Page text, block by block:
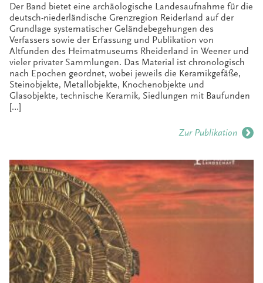
Der Band bietet eine archäologische Landesaufnahme für die
deutsch-niederländische Grenzregion Reiderland auf der
Grundlage systematischer Geländebegehungen des
Verfassers sowie der Erfassung und Publikation von
Altfunden des Heimatmuseums Rheiderland in Weener und
vieler privater Sammlungen. Das Material ist chronologisch
nach Epochen geordnet, wobei jeweils die Keramikgefäße,
Steinobjekte, Metallobjekte, Knochenobjekte und
Glasobjekte, technische Keramik, Siedlungen mit Baufunden
[…]
Zur Publikation